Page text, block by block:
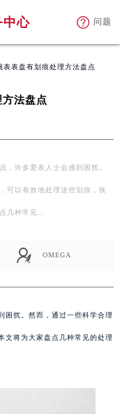
中心 问题
表表盘有划痕处理方法盘点
法盘点
，许多爱表人士会感到困扰。
可以有效地处理这些划痕，恢
几种常见…
OMEGA
困扰。然而，通过一些科学合理
文将为大家盘点几种常见的处理